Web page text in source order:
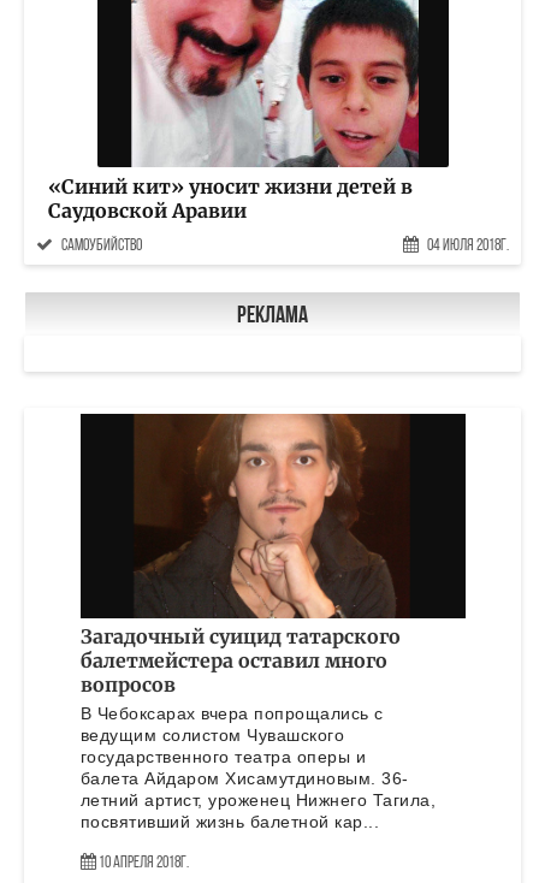
«Синий кит» уносит жизни детей в
Саудовской Аравии
самоубийство 04 Июля 2018г.
Реклама
Загадочный суицид татарского
балетмейстера оставил много
вопросов
В Чебоксарах вчера попрощались с
ведущим солистом Чувашского
государственного театра оперы и
балета Айдаром Хисамутдиновым. 36-
летний артист, уроженец Нижнего Тагила,
посвятивший жизнь балетной кар...
10 Апреля 2018г.